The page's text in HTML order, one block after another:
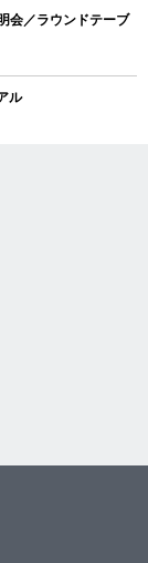
会／ラウンドテーブ
ル